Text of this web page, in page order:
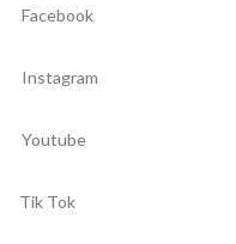
Facebook
Instagram
Youtube
Tik Tok